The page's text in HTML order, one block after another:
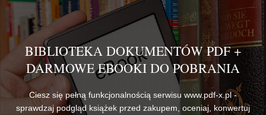
BIBLIOTEKA DOKUMENTÓW PDF +
DARMOWE EBOOKI DO POBRANIA
Ciesz się pełną funkcjonalnością serwisu www.pdf-x.pl -
sprawdzaj podgląd książek przed zakupem, oceniaj, konwertuj